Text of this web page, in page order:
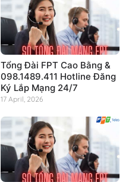
Tổng Đài FPT Cao Bằng &
098.1489.411 Hotline Đăng
Ký Lắp Mạng 24/7
17 April, 2026